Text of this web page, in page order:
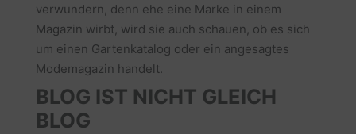
verwundern, denn ehe eine Marke in einem
Magazin wirbt, wird sie auch schauen, ob es sich
um einen Gartenkatalog oder ein angesagtes
Modemagazin handelt.
BLOG IST NICHT GLEICH
BLOG